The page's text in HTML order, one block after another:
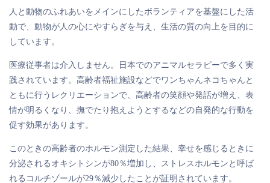
人と動物のふれあいをメインにしたボランティアを基盤にした活
動で、動物が人の心にやすらぎを与え、生活の質の向上を目的に
しています。
医療従事者は介入しません。日本でのアニマルセラピーで多く実
践されています。高齢者福祉施設などでワンちゃんネコちゃんと
ともに行うレクリエーションで、高齢者の笑顔や発話が増え、表
情が明るくなり、撫でたり抱えようとするなどの自発的な行動を
促す効果があります。
このときの高齢者のホルモン測定した結果、幸せを感じるときに
分泌されるオキシトシンが80％増加し、ストレスホルモンと呼ば
れるコルチゾールが29％減少したことが証明されています。